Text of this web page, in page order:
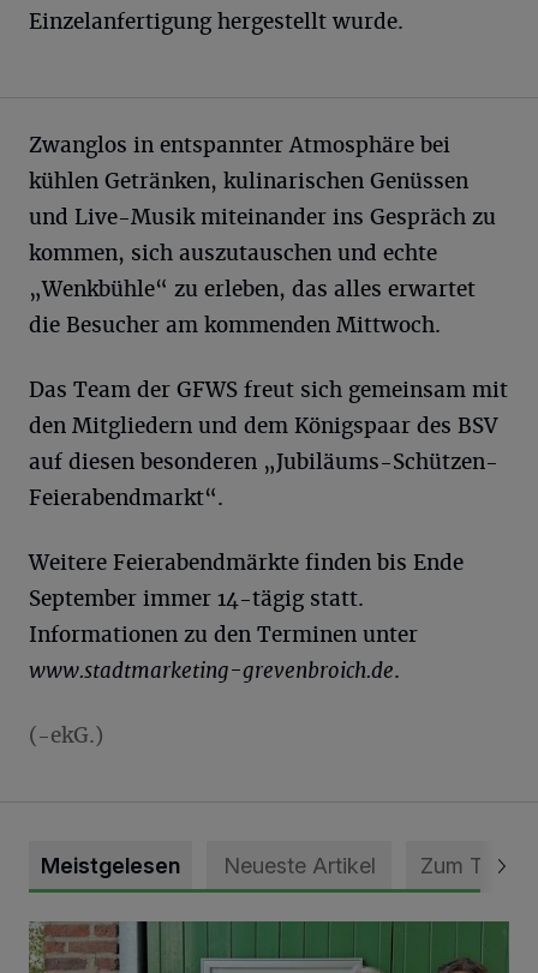
Einzelanfertigung hergestellt wurde.
Zwanglos in entspannter Atmosphäre bei
kühlen Getränken, kulinarischen Genüssen
und Live-Musik miteinander ins Gespräch zu
kommen, sich auszutauschen und echte
„Wenkbühle“ zu erleben, das alles erwartet
die Besucher am kommenden Mittwoch.
Das Team der GFWS freut sich gemeinsam mit
den Mitgliedern und dem Königspaar des BSV
auf diesen besonderen „Jubiläums-Schützen-
Feierabendmarkt“.
Weitere Feierabendmärkte finden bis Ende
September immer 14-tägig statt.
Informationen zu den Terminen unter
www.stadtmarketing-grevenbroich.de.
(-ekG.)
Meistgelesen Neueste Artikel Zum Thema
Vorbildlicher Einsatz für den Artenschutz gewürdigt